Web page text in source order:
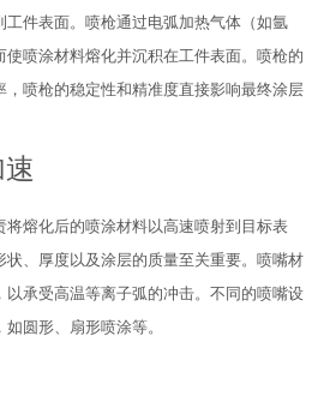
件表面。喷枪通过电弧加热气体（如氩
喷涂材料熔化并沉积在工件表面。喷枪的
喷枪的稳定性和精准度直接影响最终涂层
将熔化后的喷涂材料以高速喷射到目标表
、厚度以及涂层的质量至关重要。喷嘴材
承受高温等离子弧的冲击。不同的喷嘴设
圆形、扇形喷涂等。